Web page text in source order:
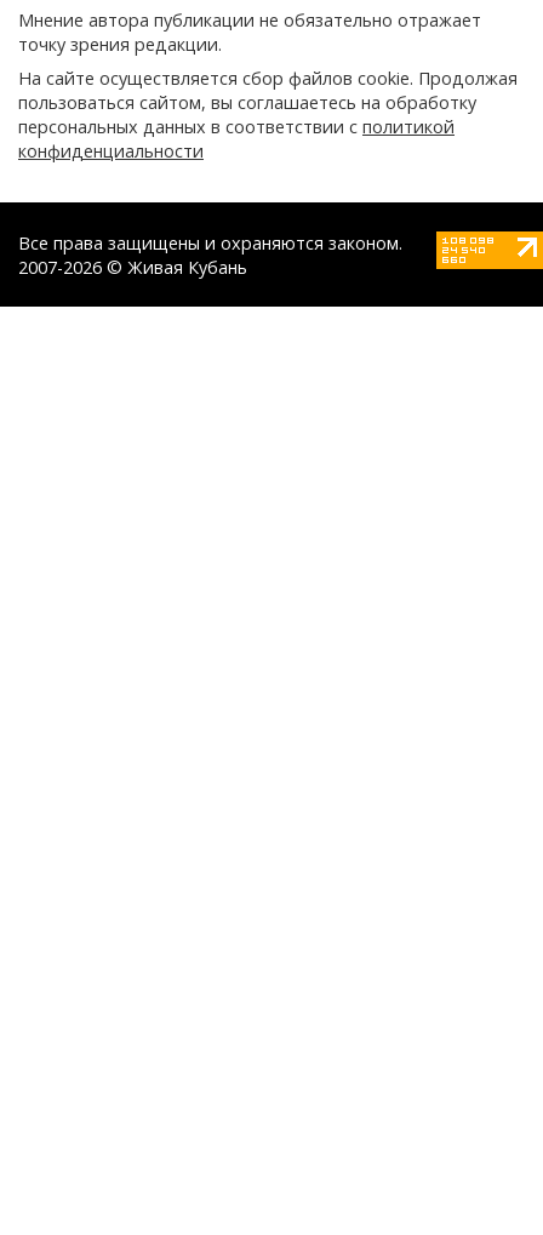
Мнение автора публикации не обязательно отражает
точку зрения редакции.
На сайте осуществляется сбор файлов cookie. Продолжая
пользоваться сайтом, вы соглашаетесь на обработку
персональных данных в соответствии с политикой
конфиденциальности
Все права защищены и охраняются законом.
2007-2026 © Живая Кубань